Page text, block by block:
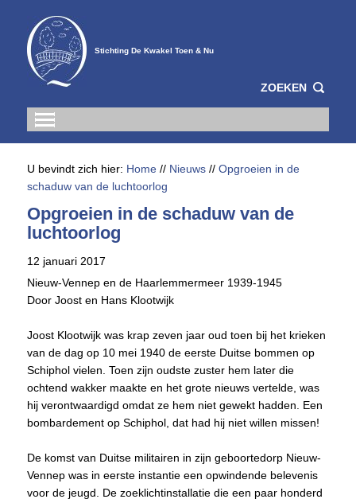
Stichting De Kwakel Toen & Nu
ZOEKEN
U bevindt zich hier: Home// Nieuws// Opgroeien in de
schaduw van de luchtoorlog
Opgroeien in de schaduw van de
luchtoorlog
12 januari 2017
Nieuw-Vennep en de Haarlemmermeer 1939-1945
Door Joost en Hans Klootwijk
Joost Klootwijk was krap zeven jaar oud toen bij het krieken
van de dag op 10 mei 1940 de eerste Duitse bommen op
Schiphol vielen. Toen zijn oudste zuster hem later die
ochtend wakker maakte en het grote nieuws vertelde, was
hij verontwaardigd omdat ze hem niet gewekt hadden. Een
bombardement op Schiphol, dat had hij niet willen missen!
De komst van Duitse militairen in zijn geboortedorp Nieuw-
Vennep was in eerste instantie een opwindende belevenis
voor de jeugd. De zoeklichtinstallatie die een paar honderd